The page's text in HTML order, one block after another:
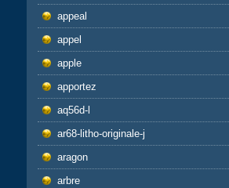
appeal
appel
apple
apportez
aq56d-l
ar68-litho-originale-j
aragon
arbre